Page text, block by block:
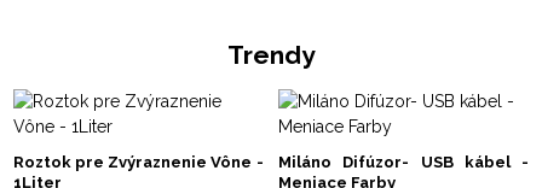
Trendy
Roztok pre Zvýraznenie Vône -
1Liter
Miláno Difúzor- USB kábel -
Meniace Farby